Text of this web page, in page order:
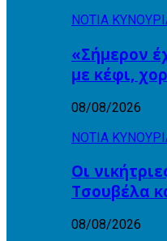
ΝΟΤΙΑ
«Σήμερον
με κέφι,
08/08/2026
ΝΟΤΙΑ
Οι
Τσουβέλα
08/08/2026